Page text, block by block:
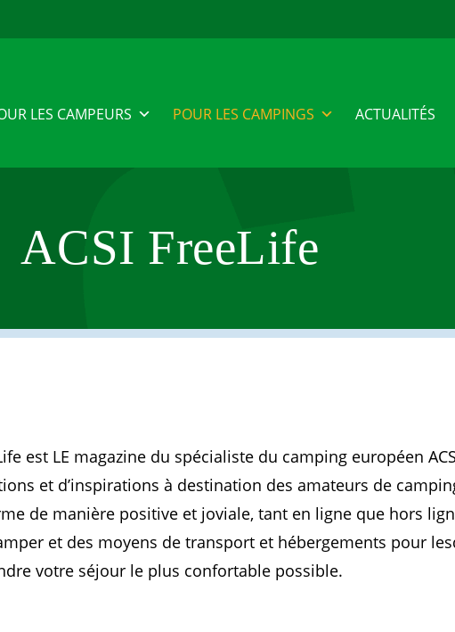
LES CAMPEURS POUR LES CAMPINGS ACTUALITÉS
ACSI FreeLife
est LE magazine du spécialiste du camping européen
et d’inspirations à destination des amateurs de
de manière positive et joviale, tant en ligne que hors
et des moyens de transport et hébergements pour
votre séjour le plus confortable possible.